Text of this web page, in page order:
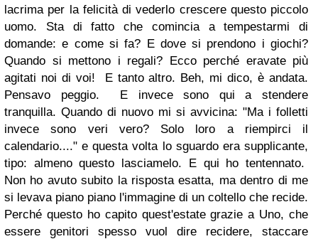
lacrima per la felicità di vederlo crescere questo piccolo
uomo. Sta di fatto che comincia a tempestarmi di
domande: e come si fa? E dove si prendono i giochi?
Quando si mettono i regali? Ecco perché eravate più
agitati noi di voi! E tanto altro. Beh, mi dico, è andata.
Pensavo peggio. E invece sono qui a stendere
tranquilla. Quando di nuovo mi si avvicina: "Ma i folletti
invece sono veri vero? Solo loro a riempirci il
calendario...." e questa volta lo sguardo era supplicante,
tipo: almeno questo lasciamelo. E qui ho tentennato.
Non ho avuto subito la risposta esatta, ma dentro di me
si levava piano piano l'immagine di un coltello che recide.
Perché questo ho capito quest'estate grazie a Uno, che
essere genitori spesso vuol dire recidere, staccare